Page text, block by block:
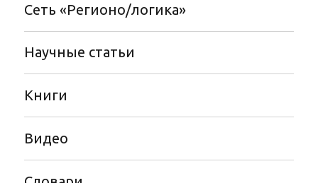
Сеть «Регионо/логика»
Научные статьи
Книги
Видео